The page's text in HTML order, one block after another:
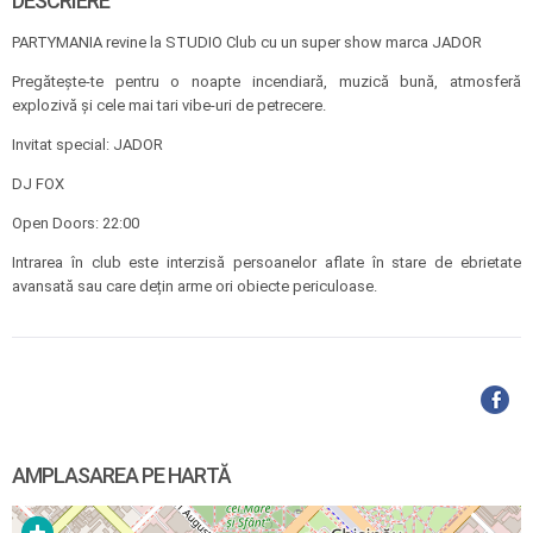
PARTYMANIA revine la STUDIO Club cu un super show marca JADOR
Pregătește-te pentru o noapte incendiară, muzică bună, atmosferă
explozivă și cele mai tari vibe-uri de petrecere.
Invitat special: JADOR
DJ FOX
Open Doors: 22:00
Intrarea în club este interzisă persoanelor aflate în stare de ebrietate
avansată sau care dețin arme ori obiecte periculoase.
AMPLASAREA PE HARTĂ